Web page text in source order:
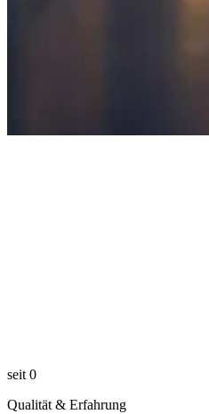
seit 0
Qualität & Erfahrung